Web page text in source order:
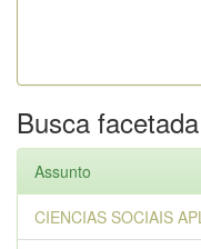
Busca facetada
Assunto
CIENCIAS SOCIAIS